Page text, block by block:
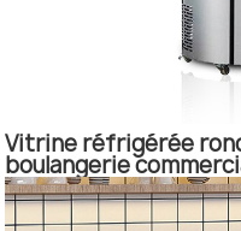
Vitrine réfrigérée
boulangerie